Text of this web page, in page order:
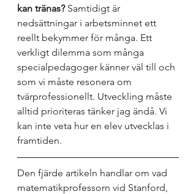
kan tränas? Samtidigt är
nedsättningar i arbetsminnet ett
reellt bekymmer för många. Ett
verkligt dilemma som många
specialpedagoger känner väl till och
som vi måste resonera om
tvärprofessionellt. Utveckling måste
alltid prioriteras tänker jag ändå. Vi
kan inte veta hur en elev utvecklas i
framtiden.
Den fjärde artikeln handlar om vad
matematikprofessorn vid Stanford,